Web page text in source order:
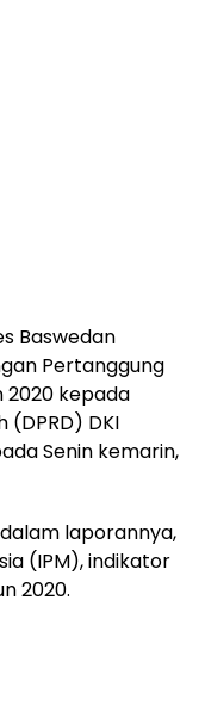
Baswedan
Pertanggung
2020 kepada
(DPRD) DKI
Senin kemarin,
laporannya,
(IPM), indikator
2020.